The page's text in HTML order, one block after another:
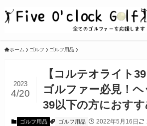
ホーム ゴルフ ゴルフ用品
【コルテオライト
ゴルファー必見！
39以下の方におすす
2023
4/20
ゴルフ用品 ゴルフ用品 2022年5月16日